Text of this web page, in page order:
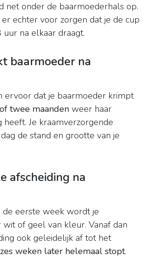
net onder de baarmoederhals op.
echter voor zorgen dat je de cup
na elkaar draagt.
baarmoeder na
ervoor dat je baarmoeder krimpt
twee maanden weer haar
Je kraamverzorgende
de stand en grootte van je
afscheiding na
de eerste week wordt je
wit of geel van kleur. Vanaf dan
ook geleidelijk af tot het
weken later helemaal stopt.